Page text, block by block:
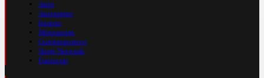
Auto
Autosprint
Inmoto
Motosprint
Guerinsportivo
Sport Network
Fantacup